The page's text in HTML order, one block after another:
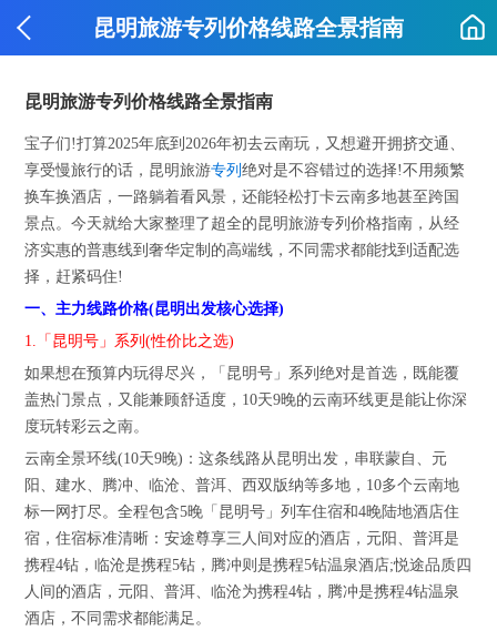
昆明旅游专列价格线路全景指南
昆明旅游专列价格线路全景指南
宝子们!打算2025年底到2026年初去云南玩，又想避开拥挤交通、
享受慢旅行的话，昆明旅游专列绝对是不容错过的选择!不用频繁
换车换酒店，一路躺着看风景，还能轻松打卡云南多地甚至跨国
景点。今天就给大家整理了超全的昆明旅游专列价格指南，从经
济实惠的普惠线到奢华定制的高端线，不同需求都能找到适配选
择，赶紧码住!
一、主力线路价格(昆明出发核心选择)
1.「昆明号」系列(性价比之选)
如果想在预算内玩得尽兴，「昆明号」系列绝对是首选，既能覆
盖热门景点，又能兼顾舒适度，10天9晚的云南环线更是能让你深
度玩转彩云之南。
云南全景环线(10天9晚)：这条线路从昆明出发，串联蒙自、元
阳、建水、腾冲、临沧、普洱、西双版纳等多地，10多个云南地
标一网打尽。全程包含5晚「昆明号」列车住宿和4晚陆地酒店住
宿，住宿标准清晰：安途尊享三人间对应的酒店，元阳、普洱是
携程4钻，临沧是携程5钻，腾冲则是携程5钻温泉酒店;悦途品质四
人间的酒店，元阳、普洱、临沧为携程4钻，腾冲是携程4钻温泉
酒店，不同需求都能满足。